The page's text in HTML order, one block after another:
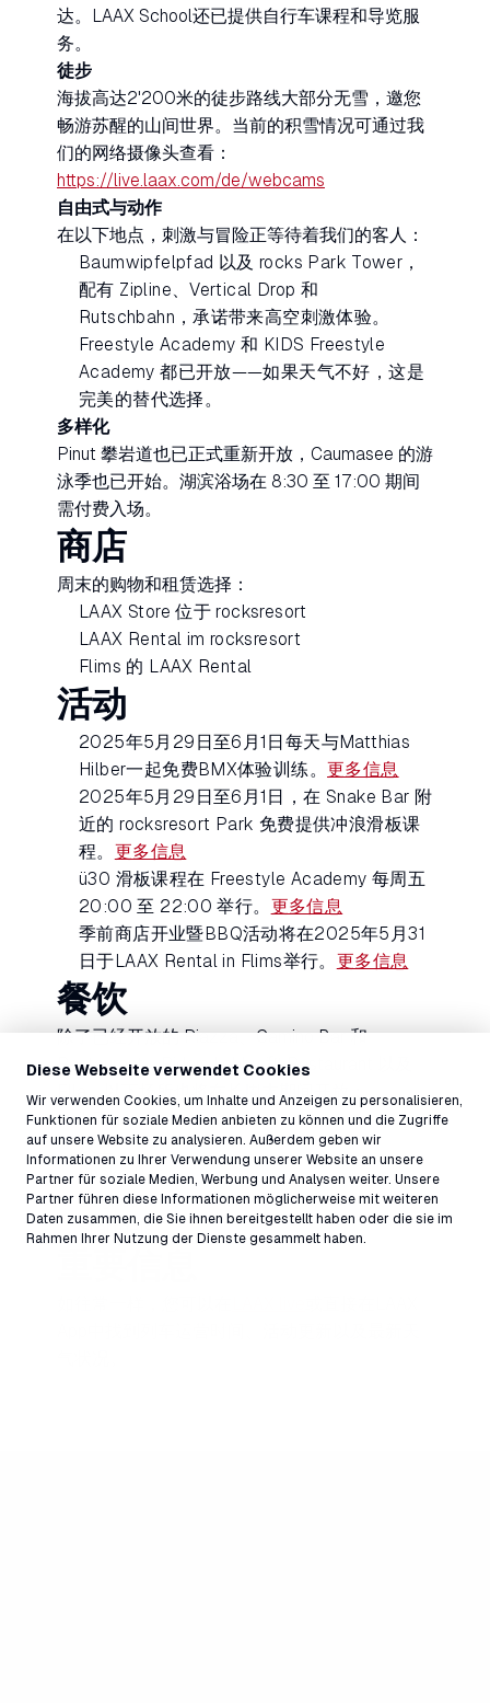
Diese Webseite verwendet Cookies
Wir verwenden Cookies, um Inhalte und Anzeigen zu personalisieren,
Funktionen für soziale Medien anbieten zu können und die Zugriffe
auf unsere Website zu analysieren. Außerdem geben wir
Informationen zu Ihrer Verwendung unserer Website an unsere
Partner für soziale Medien, Werbung und Analysen weiter. Unsere
Partner führen diese Informationen möglicherweise mit weiteren
Daten zusammen, die Sie ihnen bereitgestellt haben oder die sie im
Rahmen Ihrer Nutzung der Dienste gesammelt haben.
达。LAAX School还已提供自行车课程和导览服
务。
徒步
海拔高达2'200米的徒步路线大部分无雪，邀您
畅游苏醒的山间世界。当前的积雪情况可通过我
们的网络摄像头查看：
https://live.laax.com/de/webcams
自由式与动作
在以下地点，刺激与冒险正等待着我们的客人：
Baumwipfelpfad 以及 rocks Park Tower，
配有 Zipline、Vertical Drop 和
Rutschbahn，承诺带来高空刺激体验。
Freestyle Academy 和 KIDS Freestyle
Academy 都已开放——如果天气不好，这是
完美的替代选择。
多样化
Pinut 攀岩道也已正式重新开放，Caumasee 的游
泳季也已开始。湖滨浴场在 8:30 至 17:00 期间
需付费入场。
商店
周末的购物和租赁选择：
LAAX Store 位于 rocksresort
LAAX Rental im rocksresort
Flims 的 LAAX Rental
活动
2025年5月29日至6月1日每天与Matthias
Hilber一起免费BMX体验训练。更多信息
2025年5月29日至6月1日，在 Snake Bar 附
近的 rocksresort Park 免费提供冲浪滑板课
程。 更多信息
ü30 滑板课程在 Freestyle Academy 每周五
20:00 至 22:00 举行。 更多信息
季前商店开业暨BBQ活动将在2025年5月31
日于LAAX Rental in Flims举行。 更多信息
餐饮
除了已经开放的 Piazza、Camino Bar 和
Restaurant、Riders Lobby 和 Restaurant 以及
Ella，以下场所也将在长周末期间开放：
il Pup
汉堡
Snake Bar
Segneshütte
Startgels